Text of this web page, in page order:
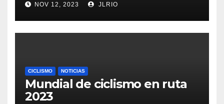
NOV 12, 2023 JLRIO
CICLISMO NOTICIAS
Mundial de ciclismo en ruta
2023